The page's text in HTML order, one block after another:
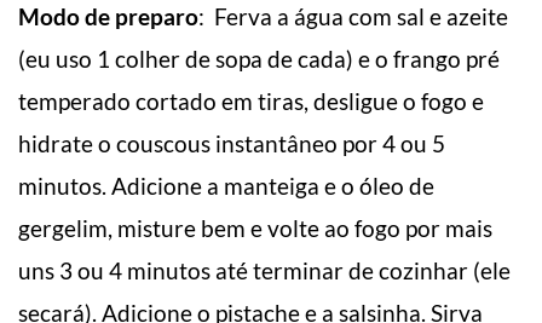
Modo de preparo: Ferva a água com sal e azeite
(eu uso 1 colher de sopa de cada) e o frango pré
temperado cortado em tiras, desligue o fogo e
hidrate o couscous instantâneo por 4 ou 5
minutos. Adicione a manteiga e o óleo de
gergelim, misture bem e volte ao fogo por mais
uns 3 ou 4 minutos até terminar de cozinhar (ele
secará). Adicione o pistache e a salsinha. Sirva